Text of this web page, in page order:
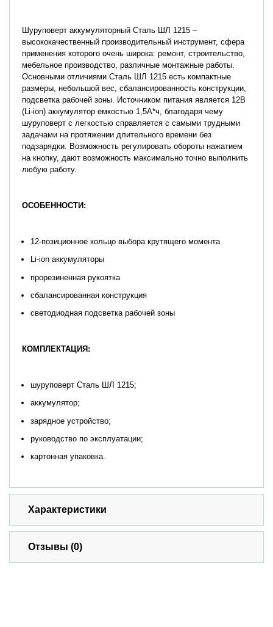
Шуруповерт аккумуляторный Сталь ШЛ 1215 –
высококачественный производительный инструмент, сфера
применения которого очень широка: ремонт, строительство,
мебельное производство, различные монтажные работы.
Основными отличиями Сталь ШЛ 1215 есть компактные
размеры, небольшой вес, сбалансированность конструкции,
подсветка рабочей зоны. Источником питания является 12В
(Li-ion) аккумулятор емкостью 1,5А*ч, благодаря чему
шуруповерт с легкостью справляется с самыми трудными
задачами на протяжении длительного времени без
подзарядки. Возможность регулировать обороты нажатием
на кнопку, дают возможность максимально точно выполнить
любую работу.
ОСОБЕННОСТИ:
12-позиционное кольцо выбора крутящего момента
Li-ion аккумуляторы
прорезиненная рукоятка
сбалансированная конструкция
светодиодная подсветка рабочей зоны
КОМПЛЕКТАЦИЯ:
шуруповерт Сталь ШЛ 1215;
аккумулятор;
зарядное устройство;
руководство по эксплуатации;
картонная упаковка.
Характеристики
Отзывы (0)